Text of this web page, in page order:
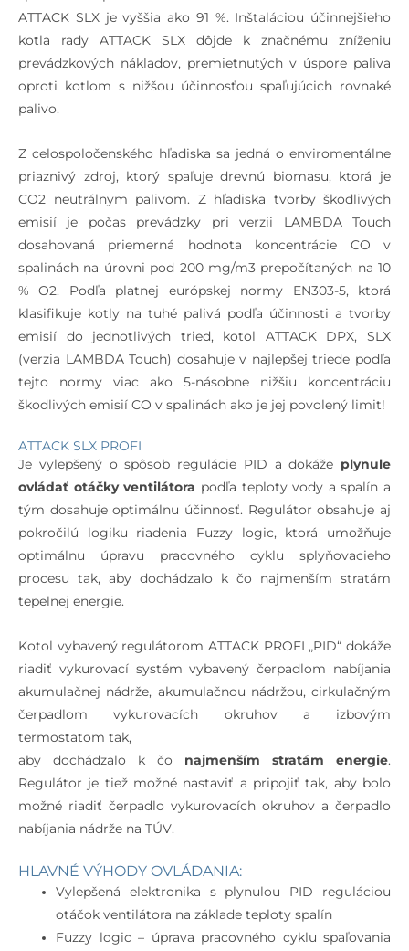
ATTACK SLX je vyššia ako 91 %. Inštaláciou účinnejšieho
kotla rady ATTACK SLX dôjde k značnému zníženiu
prevádzkových nákladov, premietnutých v úspore paliva
oproti kotlom s nižšou účinnosťou spaľujúcich rovnaké
palivo.
Z celospoločenského hľadiska sa jedná o enviromentálne
priaznivý zdroj, ktorý spaľuje drevnú biomasu, ktorá je
CO2 neutrálnym palivom. Z hľadiska tvorby škodlivých
emisií je počas prevádzky pri verzii LAMBDA Touch
dosahovaná priemerná hodnota koncentrácie CO v
spalinách na úrovni pod 200 mg/m3 prepočítaných na 10
% O2. Podľa platnej európskej normy EN303-5, ktorá
klasifikuje kotly na tuhé palivá podľa účinnosti a tvorby
emisií do jednotlivých tried, kotol ATTACK DPX, SLX
(verzia LAMBDA Touch) dosahuje v najlepšej triede podľa
tejto normy viac ako 5-násobne nižšiu koncentráciu
škodlivých emisií CO v spalinách ako je jej povolený limit!
ATTACK SLX PROFI
Je vylepšený o spôsob regulácie PID a dokáže plynule
ovládať otáčky ventilátora podľa teploty vody a spalín a
tým dosahuje optimálnu účinnosť. Regulátor obsahuje aj
pokročilú logiku riadenia Fuzzy logic, ktorá umožňuje
optimálnu úpravu pracovného cyklu splyňovacieho
procesu tak, aby dochádzalo k čo najmenším stratám
tepelnej energie.
Kotol vybavený regulátorom ATTACK PROFI „PID“ dokáže
riadiť vykurovací systém vybavený čerpadlom nabíjania
akumulačnej nádrže, akumulačnou nádržou, cirkulačným
čerpadlom vykurovacích okruhov a izbovým
termostatom tak,
aby dochádzalo k čo najmenším stratám energie.
Regulátor je tiež možné nastaviť a pripojiť tak, aby bolo
možné riadiť čerpadlo vykurovacích okruhov a čerpadlo
nabíjania nádrže na TÚV.
HLAVNÉ VÝHODY OVLÁDANIA:
Vylepšená elektronika s plynulou PID reguláciou
otáčok ventilátora na základe teploty spalín
Fuzzy logic – úprava pracovného cyklu spaľovania